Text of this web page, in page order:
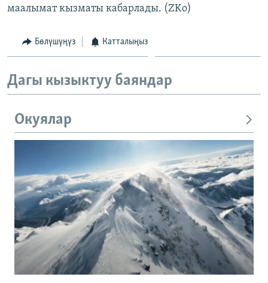
маалымат кызматы кабарлады. (ZKo)
Бөлүшүңүз Катталыңыз
Дагы кызыктуу баяндар
Окуялар